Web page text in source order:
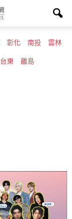
彰化 南投 雲林
台東 離島